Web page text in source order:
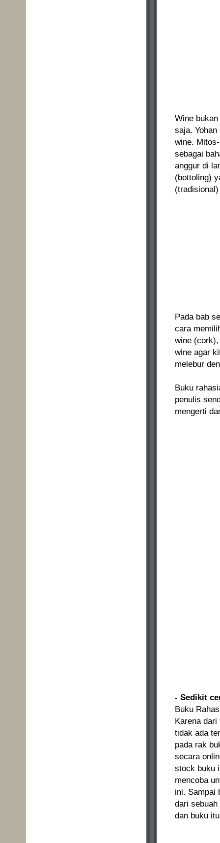
Wine
saja.
wine.
sebagai
anggur di
(bottoling)
Pada bab
cara
wine
wine agar
melebur
Buku
penulis
mengerti
- Sedikit
Buku
Karena
tidak ada
pada rak
secara
stock buku
mencoba
ini. Sampai
dari
dan buku